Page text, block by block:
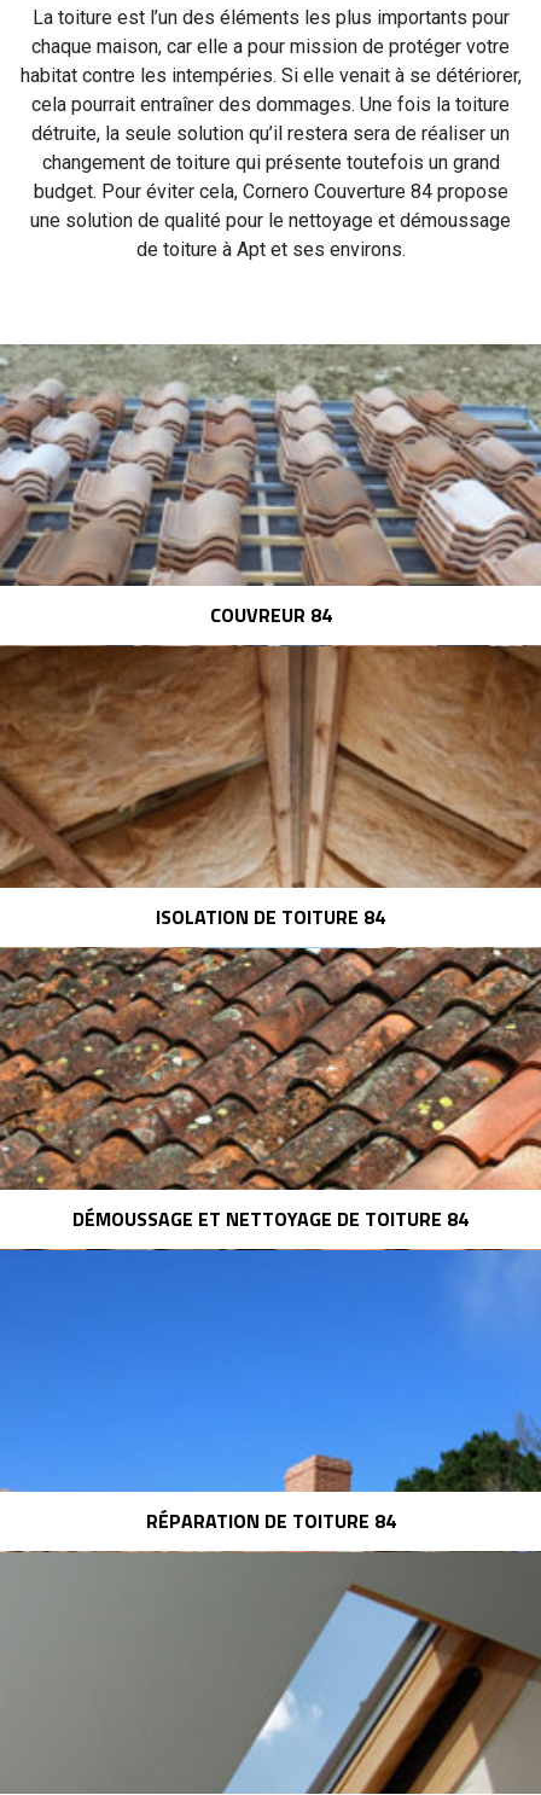
La toiture est l’un des éléments les plus importants pour
chaque maison, car elle a pour mission de protéger votre
habitat contre les intempéries. Si elle venait à se détériorer,
cela pourrait entraîner des dommages. Une fois la toiture
détruite, la seule solution qu’il restera sera de réaliser un
changement de toiture qui présente toutefois un grand
budget. Pour éviter cela, Cornero Couverture 84 propose
une solution de qualité pour le nettoyage et démoussage
de toiture à Apt et ses environs.
COUVREUR 84
ISOLATION DE TOITURE 84
DÉMOUSSAGE ET NETTOYAGE DE TOITURE 84
RÉPARATION DE TOITURE 84